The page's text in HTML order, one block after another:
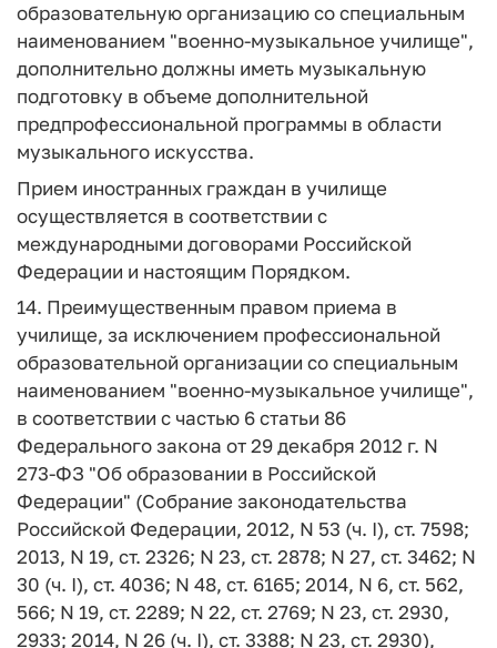
образовательную организацию со специальным
наименованием "военно-музыкальное училище",
дополнительно должны иметь музыкальную
подготовку в объеме дополнительной
предпрофессиональной программы в области
музыкального искусства.
Прием иностранных граждан в училище
осуществляется в соответствии с
международными договорами Российской
Федерации и настоящим Порядком.
14. Преимущественным правом приема в
училище, за исключением профессиональной
образовательной организации со специальным
наименованием "военно-музыкальное училище",
в соответствии с частью 6 статьи 86
Федерального закона от 29 декабря 2012 г. N
273-ФЗ "Об образовании в Российской
Федерации" (Собрание законодательства
Российской Федерации, 2012, N 53 (ч. I), ст. 7598;
2013, N 19, ст. 2326; N 23, ст. 2878; N 27, ст. 3462; N
30 (ч. I), ст. 4036; N 48, ст. 6165; 2014, N 6, ст. 562,
566; N 19, ст. 2289; N 22, ст. 2769; N 23, ст. 2930,
2933; 2014, N 26 (ч. I), ст. 3388; N 23, ст. 2930),